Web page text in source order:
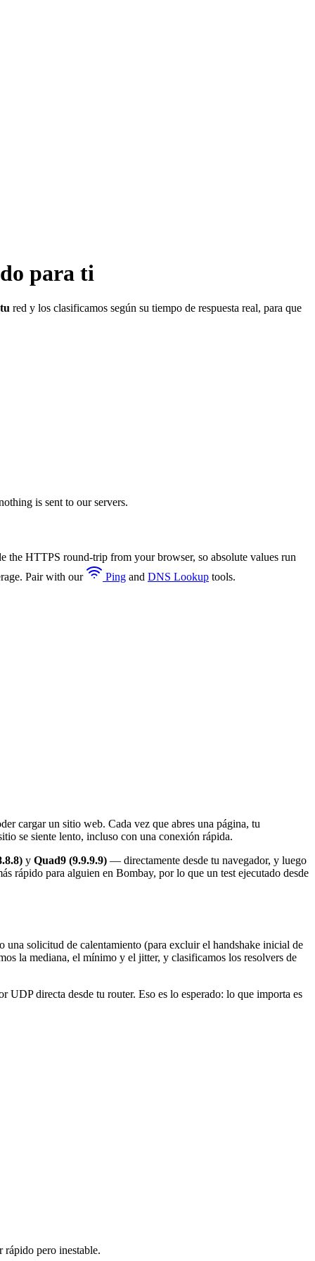
para ti
tu red y los clasificamos según su tiempo de respuesta real, para que
is sent to our servers.
the HTTPS round-trip from your browser, so absolute values run
Pair with our
Ping and DNS Lookup tools.
cargar un sitio web. Cada vez que abres una página, tu
se siente lento, incluso con una conexión rápida.
y Quad9 (9.9.9.9) — directamente desde tu navegador, y luego
rápido para alguien en Bombay, por lo que un test ejecutado desde
solicitud de calentamiento (para excluir el handshake inicial de
la mediana, el mínimo y el jitter, y clasificamos los resolvers de
directa desde tu router. Eso es lo esperado: lo que importa es
rápido pero inestable.